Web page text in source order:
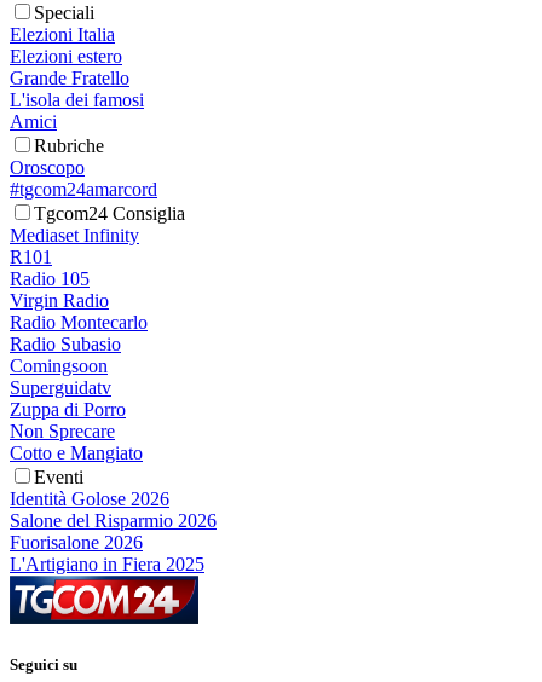
Speciali
Elezioni Italia
Elezioni estero
Grande Fratello
L'isola dei famosi
Amici
Rubriche
Oroscopo
#tgcom24amarcord
Tgcom24 Consiglia
Mediaset Infinity
R101
Radio 105
Virgin Radio
Radio Montecarlo
Radio Subasio
Comingsoon
Superguidatv
Zuppa di Porro
Non Sprecare
Cotto e Mangiato
Eventi
Identità Golose 2026
Salone del Risparmio 2026
Fuorisalone 2026
L'Artigiano in Fiera 2025
Seguici su